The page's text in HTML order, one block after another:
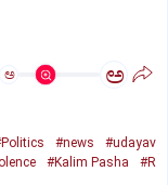
ಅ ಅ
#news
#udayav
#Kalim Pasha
#R